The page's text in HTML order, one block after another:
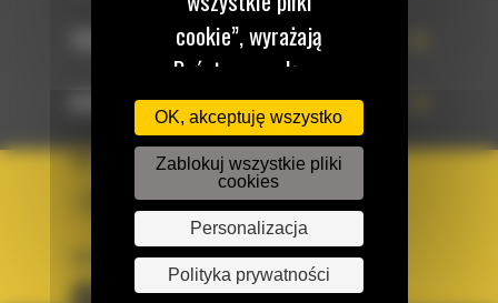
TECHNOLOGIE
DOWIEDZ SIĘ WIĘCEJ
KRAJ
BM POLSKA
OBSERWUJ NAS
cookie”, wyrażają
Państwo zgodę na
korzystanie z tych
plików cookie. W
każdej chwili mogą
Państwo zmienić
preferencje w naszej
Witrynie internetowej.
OK, akceptuję wszystko
Zablokuj wszystkie pliki
cookies
Personalizacja
Polityka prywatności